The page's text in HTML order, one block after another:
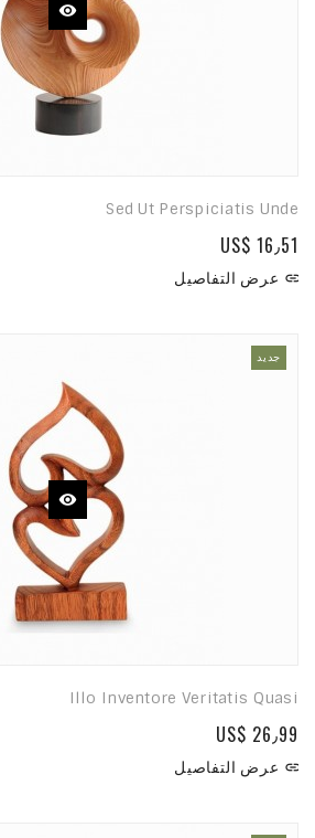
Sed Ut Perspiciatis Unde
US$ 16٫51
 عرض التفاصيل
جديد
Illo Inventore Veritatis Quasi
US$ 26٫99
 عرض التفاصيل